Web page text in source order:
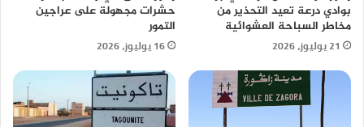
بوادي درعة تعيد التحذير من
مخاطر السباحة العشوائية
21 يوليوز، 2026
حشرات مجهولة على عراجين
التمور
16 يوليوز، 2026